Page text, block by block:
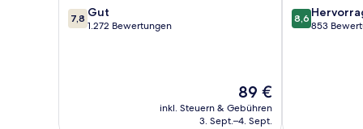
7.8
von
7,8 Gut
1.272 Bewertungen
Der
Preis
beträgt
89 €
inkl. Steuern & Gebühren
3. Sept.–4. Sept.
8.6
von
8,6
853